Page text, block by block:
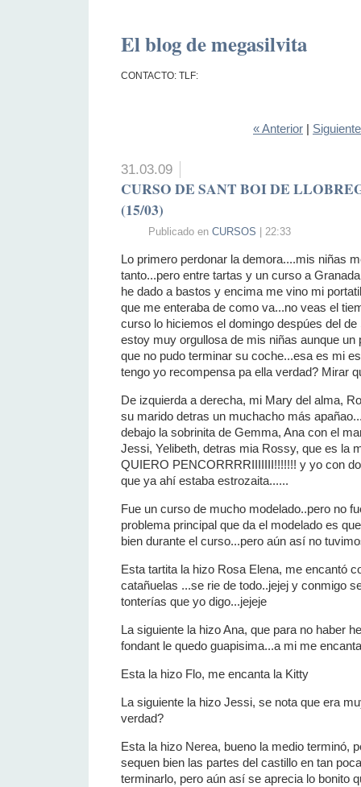
El blog de megasilvita
CONTACTO: TLF:
« Anterior
31.03.09
CURSO DE SANT BOI DE
(15/03)
Publicado en CURSOS | 22:33
Lo primero perdonar la demora....mis niñas
tanto...pero entre tartas y un curso a
he dado a bastos y encima me vino mi
que me enteraba de como va...no veas el
curso lo hiciemos el domingo despúes del de
estoy muy orgullosa de mis niñas aunque un
que no pudo terminar su coche...esa es mi
tengo yo recompensa pa ella verdad? Mirar
De izquierda a derecha, mi Mary del alma,
su marido detras un muchacho más
debajo la sobrinita de Gemma, Ana con el
Jessi, Yelibeth, detras mia Rossy, que es la
QUIERO PENCORRRRIIIIIII!!!!!!! y yo con
que ya ahí estaba estrozaita......
Fue un curso de mucho modelado..pero no
problema principal que da el modelado es
bien durante el curso...pero aún así no
Esta tartita la hizo Rosa Elena, me encantó
catañuelas ...se rie de todo..jejej y conmigo
tonterías que yo digo...jejeje
La siguiente la hizo Ana, que para no haber
fondant le quedo guapisima...a mi me
Esta la hizo Flo, me encanta la Kitty
La siguiente la hizo Jessi, se nota que era
verdad?
Esta la hizo Nerea, bueno la medio terminó,
sequen bien las partes del castillo en tan
terminarlo, pero aún así se aprecia lo bonito